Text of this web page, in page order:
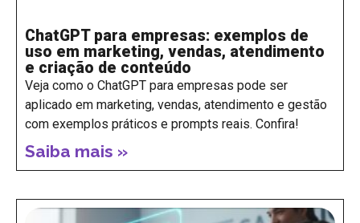
ChatGPT para empresas: exemplos de
uso em marketing, vendas, atendimento
e criação de conteúdo
Veja como o ChatGPT para empresas pode ser
aplicado em marketing, vendas, atendimento e gestão
com exemplos práticos e prompts reais. Confira!
Saiba mais »